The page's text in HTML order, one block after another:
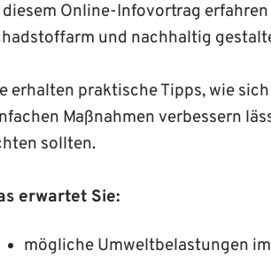
diesem Online-Infovortrag
und nachhaltig
erhalten praktische Tipps, wie
Maßnahmen verbessern
sollten.
erwartet Sie:
mögliche Umweltbelastungen